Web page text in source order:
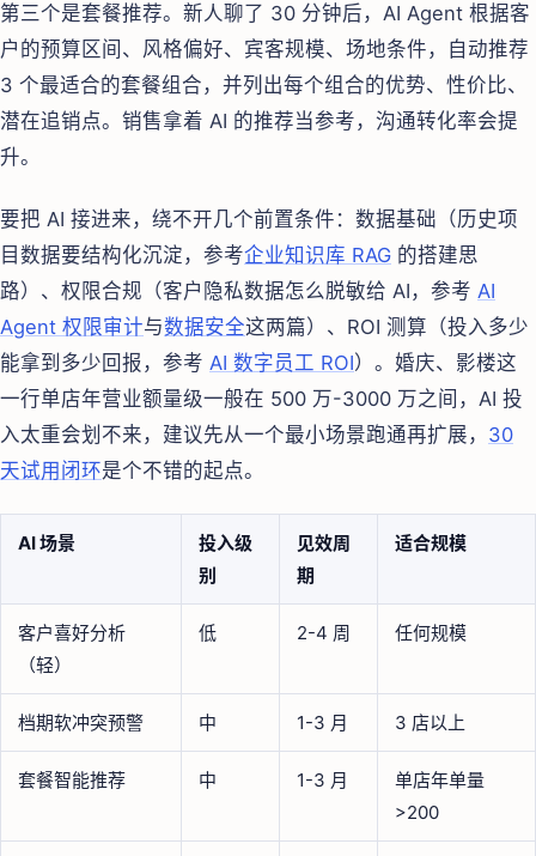
第三个是套餐推荐。新人聊了 30 分钟后，AI Agent 根据客
户的预算区间、风格偏好、宾客规模、场地条件，自动推荐
3 个最适合的套餐组合，并列出每个组合的优势、性价比、
潜在追销点。销售拿着 AI 的推荐当参考，沟通转化率会提
升。
要把 AI 接进来，绕不开几个前置条件：数据基础（历史项
目数据要结构化沉淀，参考企业知识库 RAG 的搭建思
路）、权限合规（客户隐私数据怎么脱敏给 AI，参考 AI
Agent 权限审计与数据安全这两篇）、ROI 测算（投入多少
能拿到多少回报，参考 AI 数字员工 ROI）。婚庆、影楼这
一行单店年营业额量级一般在 500 万-3000 万之间，AI 投
入太重会划不来，建议先从一个最小场景跑通再扩展， 30
天试用闭环是个不错的起点。
AI 场景
投入级
别
见效周
期
适合规模
客户喜好分析
（轻）
低 2-4 周 任何规模
档期软冲突预警 中 1-3 月 3 店以上
套餐智能推荐 中 1-3 月
单店年单量
>200